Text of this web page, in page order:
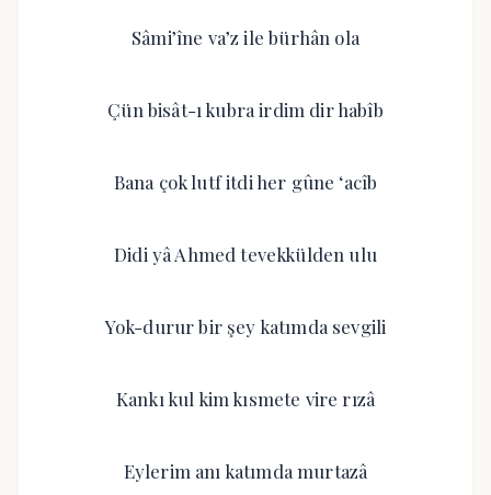
Sâmi’îne va’z ile bürhân ola
Çün bisât-ı kubra irdim dir habîb
Bana çok lutf itdi her gûne ‘acîb
Didi yâ Ahmed tevekkülden ulu
Yok-durur bir şey katımda sevgili
Kankı kul kim kısmete vire rızâ
Eylerim anı katımda murtazâ